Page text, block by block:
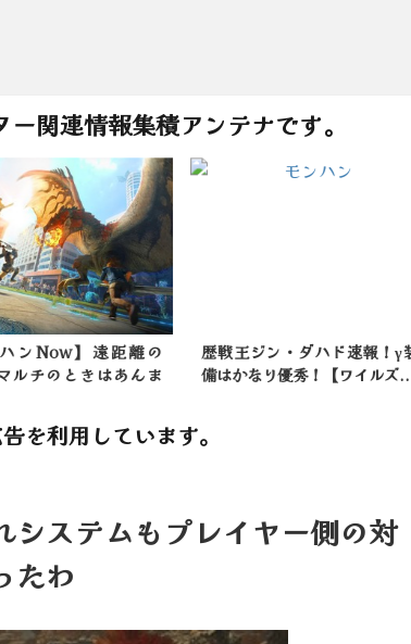
関連情報集積アンテナです。
ンNow】遠距離の
ルチのときはあんま
歴戦王ジン・ダハド速報！γ装
備はかなり優秀！【ワイルズ...
を利用しています。
システムもプレイヤー側の対
たわ